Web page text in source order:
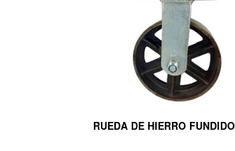
RUEDA DE HIERRO